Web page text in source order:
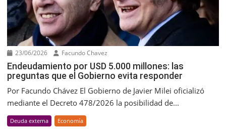
23/06/2026 Facundo Chavez
Endeudamiento por USD 5.000 millones: las
preguntas que el Gobierno evita responder
Por Facundo Chávez El Gobierno de Javier Milei oficializó
mediante el Decreto 478/2026 la posibilidad de...
Deuda externa Economía